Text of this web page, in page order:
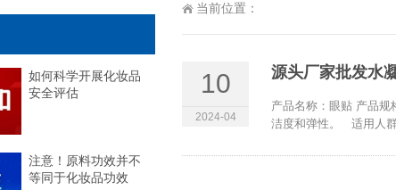
当前位置：
10
2024-04
源头厂家批发水
产品名称：眼贴 产品
洁度和弹性。 适用人
如何科学开展化妆品
安全评估
注意！原料功效并不
等同于化妆品功效